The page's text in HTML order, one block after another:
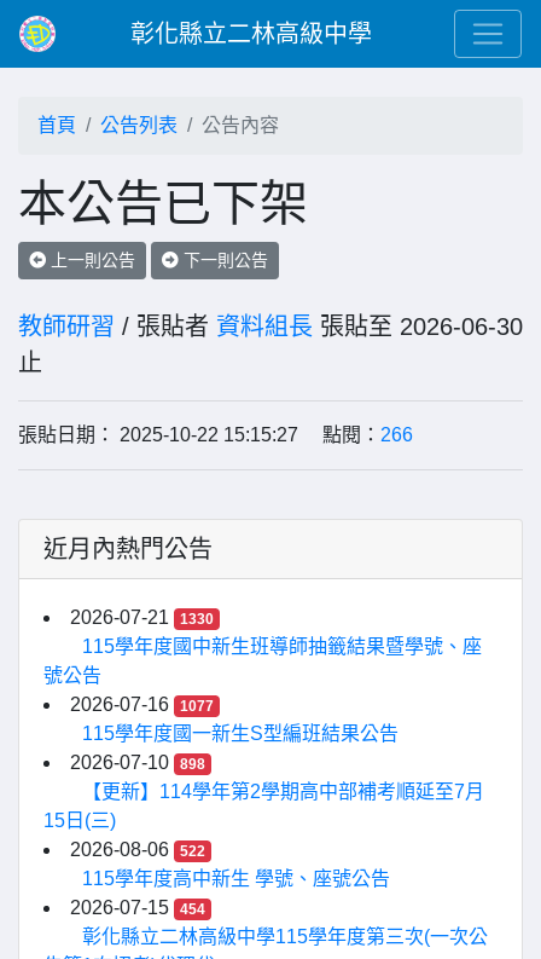
彰化縣立二林高級中學
首頁 公告列表 公告內容
本公告已下架
上一則公告 下一則公告
教師研習 / 張貼者 資料組長 張貼至 2026-06-30
止
張貼日期： 2025-10-22 15:15:27 點閱： 266
近月內熱門公告
2026-07-21 1330
115學年度國中新生班導師抽籤結果暨學號、座
號公告
2026-07-16
1077
115學年度國一新生S型編班結果公告
2026-07-10
898
【更新】114學年第2學期高中部補考順延至7月
15日(三)
2026-08-06
522
115學年度高中新生 學號、座號公告
2026-07-15
454
彰化縣立二林高級中學115學年度第三次(一次公